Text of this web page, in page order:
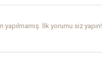
yapılmamış. İlk yorumu siz yapın!